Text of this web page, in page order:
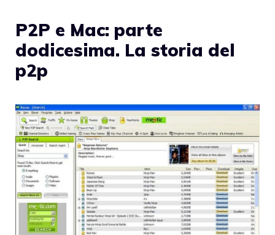
P2P e Mac: parte
dodicesima. La storia del
p2p